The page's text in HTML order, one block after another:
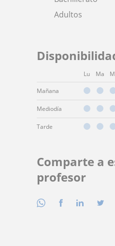
Adultos
Lu Ma
Mañana
Mediodía
Tarde
Comparte a
profesor